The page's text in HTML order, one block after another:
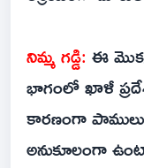
నిమ్మ గడ్డి: ఈ
భాగంలో ఖాళీ
కారణంగా పాములు
అనుకూలంగా